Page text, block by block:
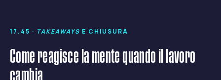
17.45 · TAKEAWAYS E CHIUSURA
Come reagisce la mente quando il lavoro
cambia